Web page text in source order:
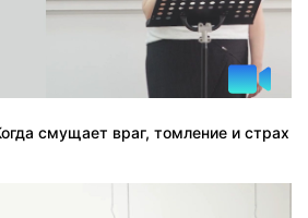
смущает враг, томление и страх